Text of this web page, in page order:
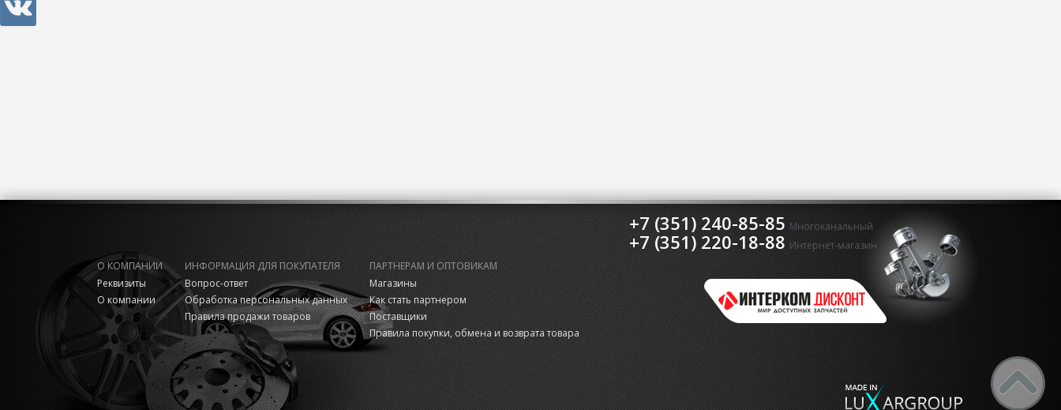
+7 (351) 240-85-85 Многоканальный
+7 (351) 220-18-88 Интернет-магазин
О КОМПАНИИ
Реквизиты
О компании
ИНФОРМАЦИЯ ДЛЯ ПОКУПАТЕЛЯ
Вопрос-ответ
Обработка персональных данных
Правила продажи товаров
ПАРТНЕРАМ И ОПТОВИКАМ
Магазины
Как стать партнером
Поставщики
Правила покупки, обмена и возврата товара